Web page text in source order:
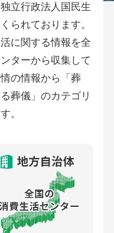
立行政法人国民生
られております。
に関する情報を全
ターから収集して
の情報から「葬
葬儀」のカテゴリ
。